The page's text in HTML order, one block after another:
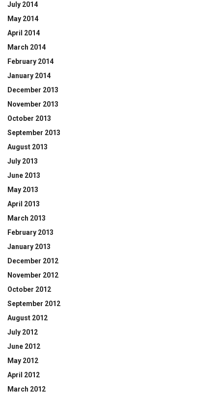
July 2014
May 2014
April 2014
March 2014
February 2014
January 2014
December 2013
November 2013
October 2013
September 2013
August 2013
July 2013
June 2013
May 2013
April 2013
March 2013
February 2013
January 2013
December 2012
November 2012
October 2012
September 2012
August 2012
July 2012
June 2012
May 2012
April 2012
March 2012